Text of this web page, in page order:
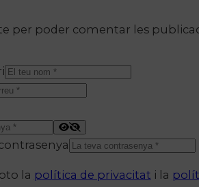
per poder comentar les
la política de privacitat i la